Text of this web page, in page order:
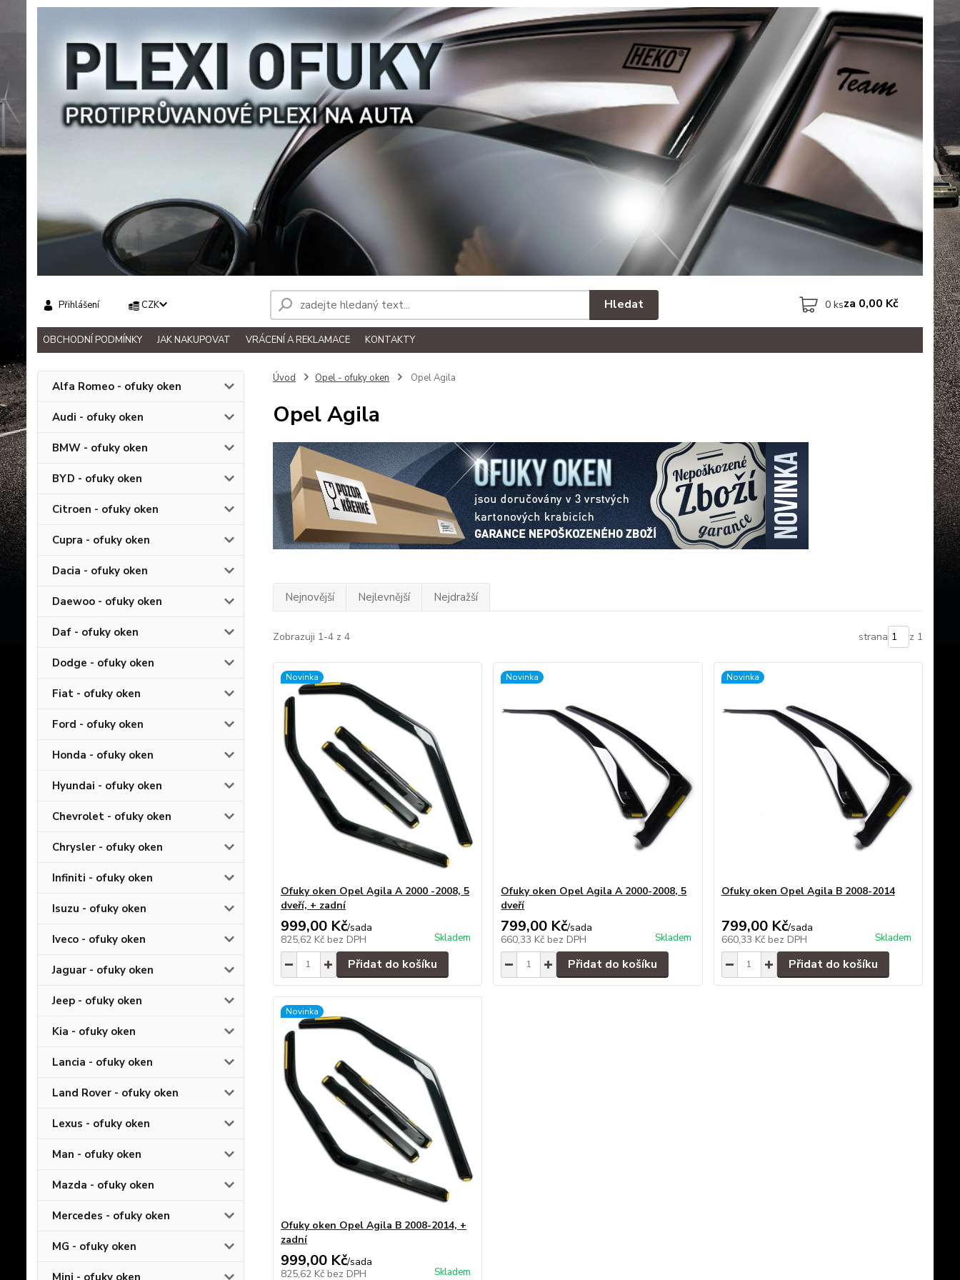
OBCHODNÍ PODMÍNKY JAK NAKUPOVAT VRÁCENÍ A REKLAMACE KONTAKTY
CZK
Přihlášení Hledat 0ksza 0,00 Kč
Alfa Romeo - ofuky oken
Audi - ofuky oken
BMW - ofuky oken
BYD - ofuky oken
Citroen - ofuky oken
Cupra - ofuky oken
Dacia - ofuky oken
Daewoo - ofuky oken
Daf - ofuky oken
Dodge - ofuky oken
Fiat - ofuky oken
Ford - ofuky oken
Honda - ofuky oken
Hyundai - ofuky oken
Chevrolet - ofuky oken
Chrysler - ofuky oken
Infiniti - ofuky oken
Isuzu - ofuky oken
Iveco - ofuky oken
Jaguar - ofuky oken
Jeep - ofuky oken
Kia - ofuky oken
Lancia - ofuky oken
Land Rover - ofuky oken
Lexus - ofuky oken
Man - ofuky oken
Mazda - ofuky oken
Mercedes - ofuky oken
MG - ofuky oken
Mini - ofuky oken
Úvod Opel - ofuky oken Opel Agila
Opel Agila
Nejnovější Nejlevnější Nejdražší
Zobrazuji 1-4 z 4 strana z 1
Novinka
Ofuky oken Opel Agila A 2000 -2008, 5
dveří, + zadní
999,00 Kč/sada
825,62 Kč bez DPH Skladem
Přidat do košíku
Novinka
Ofuky oken Opel Agila A 2000-2008, 5
dveří
799,00 Kč/sada
660,33 Kč bez DPH Skladem
Přidat do košíku
Novinka
Ofuky oken Opel Agila B 2008-2014
799,00 Kč/sada
660,33 Kč bez DPH Skladem
Přidat do košíku
Novinka
Ofuky oken Opel Agila B 2008-2014, +
zadní
999,00 Kč/sada
825,62 Kč bez DPH Skladem